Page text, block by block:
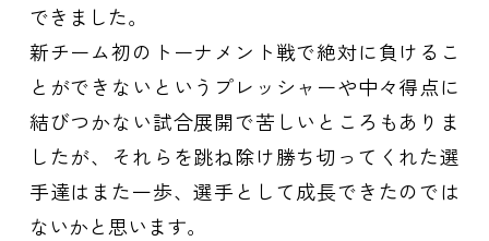
できました。
新チーム初のトーナメント戦で絶対に負けるこ
とができないというプレッシャーや中々得点に
結びつかない試合展開で苦しいところもありま
したが、それらを跳ね除け勝ち切ってくれた選
手達はまた一歩、選手として成長できたのでは
ないかと思います。